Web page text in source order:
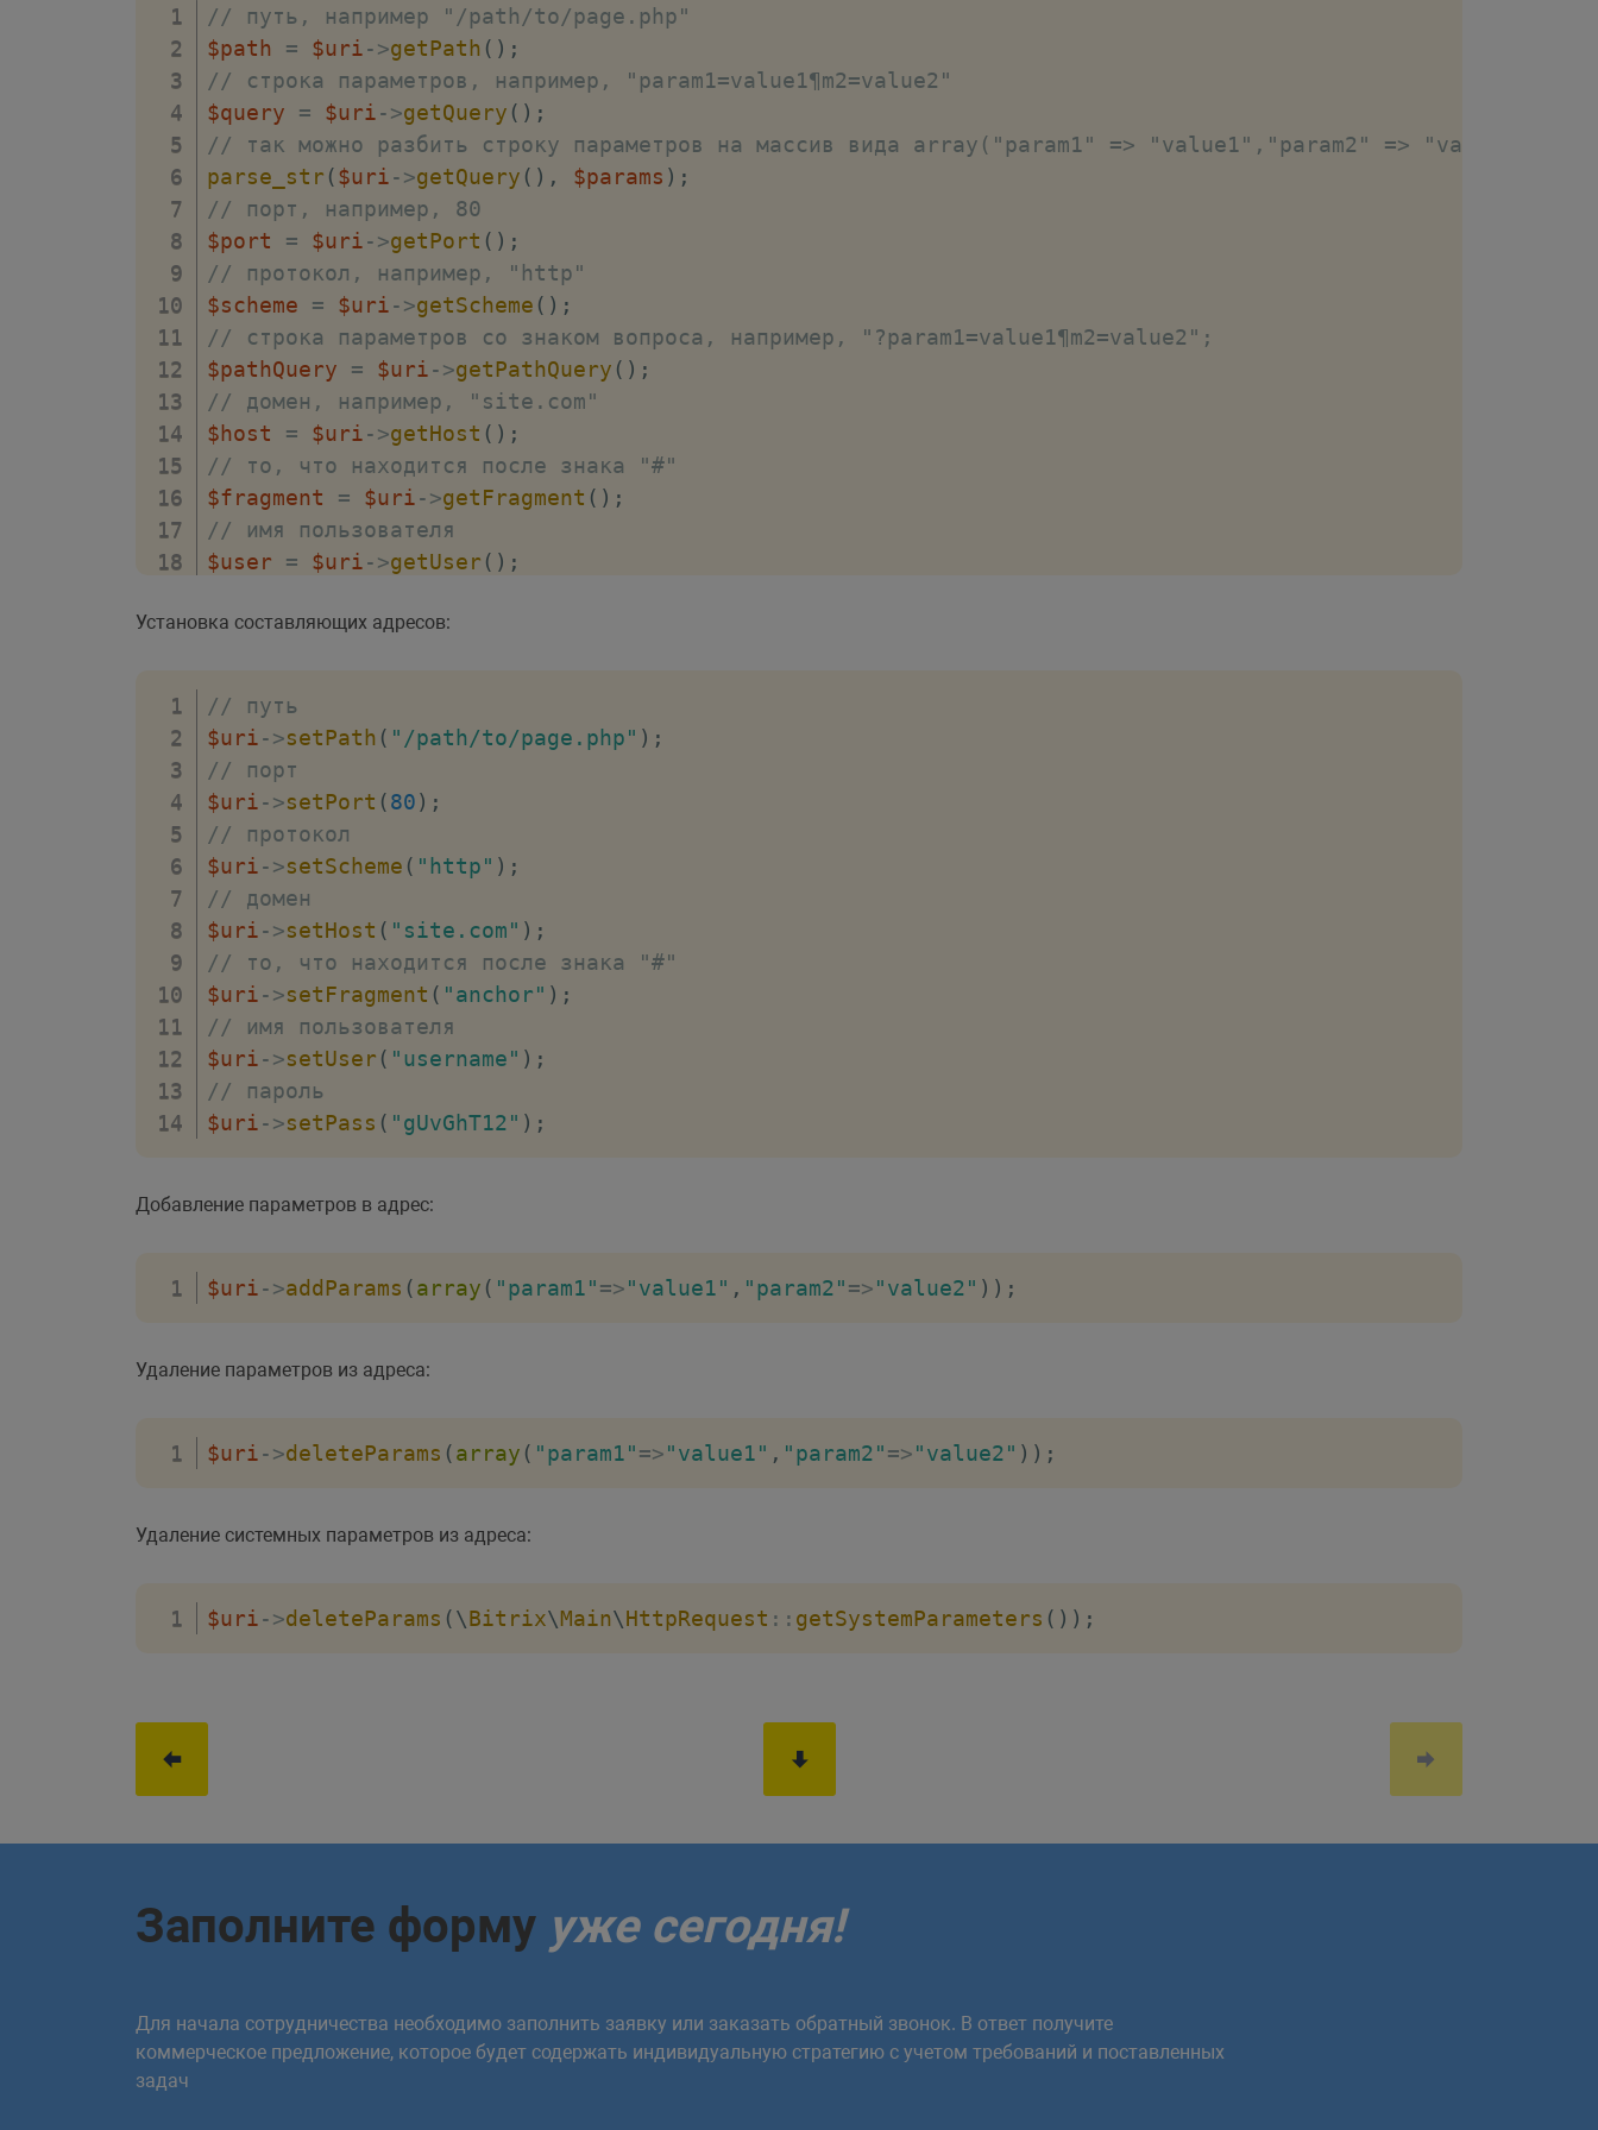
// путь, например "/path/to/page.php"
$path
= $uri->getPath ( ) ;
// строка параметров, например, "param1=value1¶m2=value2"
$query
= $uri->getQuery ( ) ;
// так можно разбить строку параметров на массив вида array("param1" => "value1","param2" => "value2");
parse_str ($uri->getQuery ( ) , $params ) ;
// порт, например, 80
$port
= $uri->getPort ( ) ;
// протокол, например, "http"
$scheme
= $uri->getScheme ( ) ;
// строка параметров со знаком вопроса, например, "?param1=value1¶m2=value2";
$pathQuery
= $uri->getPathQuery ( ) ;
// домен, например, "site.com"
$host
= $uri->getHost ( ) ;
// то, что находится после знака "#"
$fragment
= $uri->getFragment ( ) ;
// имя пользователя
$user
= $uri->getUser ( ) ;
$pass = $uri->getPass
Установка составляющих адресов:
// путь
$uri->setPath ( "/path/to/page.php" ) ;
// порт
$uri->setPort (80) ;
// протокол
$uri->setScheme ( "http" ) ;
// домен
$uri->setHost ( "site.com" ) ;
// то, что находится после знака "#"
$uri->setFragment ( "anchor" ) ;
// имя пользователя
$uri->setUser ( "username" ) ;
// пароль
$uri->setPass ( "gUvGhT12" ) ;
Добавление параметров в адрес:
$uri->addParams (array ( "param1"=>"value1" , "param2"=>"value2" ) ) ;
Удаление параметров из адреса:
$uri->deleteParams (array ( "param1"=>"value1" , "param2"=>"value2" ) ) ;
Удаление системных параметров из адреса:
$uri->deleteParams (\Bitrix\Main\HttpRequest :: getSystemParameters ( ) ) ;
Заполните форму уже сегодня!
Для начала сотрудничества необходимо заполнить заявку или заказать обратный звонок. В ответ получите
коммерческое предложение, которое будет содержать индивидуальную стратегию с учетом требований и поставленных
задач